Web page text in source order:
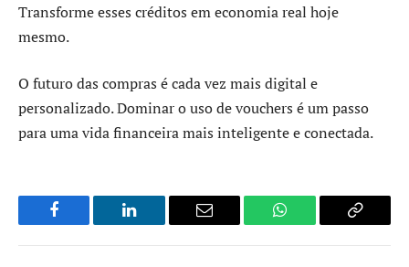
Transforme esses créditos em economia real hoje
mesmo.
O futuro das compras é cada vez mais digital e
personalizado. Dominar o uso de vouchers é um passo
para uma vida financeira mais inteligente e conectada.
Facebook LinkedIn Email WhatsApp Copy